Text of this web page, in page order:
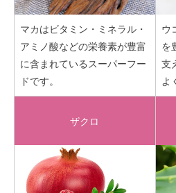
マカはビタミン・ミネラル・
アミノ酸などの栄養素が豊富
に含まれているスーパーフー
ドです。
ウ
を
支
よ
ザクロ